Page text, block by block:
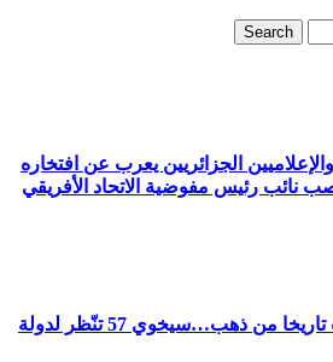
Search
الجزائريين يعرب عن افتخاره
نائب رئيس مفوضية الاتحاد الأفريقي
دولة الجزائر البحرية كتبت تاريخا من ذهب…سيخوي 57 تنّظر لدولة